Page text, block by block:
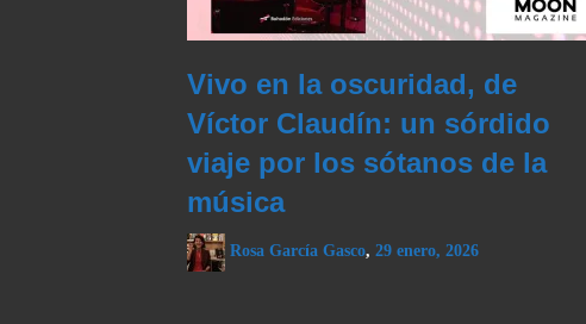
Vivo en la oscuridad, de
Víctor Claudín: un sórdido
viaje por los sótanos de la
música
Rosa García Gasco, 29 enero, 2026